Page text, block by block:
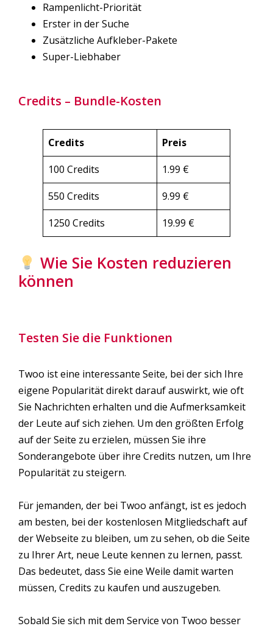
Rampenlicht-Priorität
Erster in der Suche
Zusätzliche Aufkleber-Pakete
Super-Liebhaber
Credits – Bundle-Kosten
Credits
Preis
100 Credits
1.99 €
550 Credits
9.99 €
1250 Credits
19.99 €
Wie Sie Kosten reduzieren
können
Testen Sie die Funktionen
Twoo ist eine interessante Seite, bei der sich Ihre
eigene Popularität direkt darauf auswirkt, wie oft
Sie Nachrichten erhalten und die Aufmerksamkeit
der Leute auf sich ziehen. Um den größten Erfolg
auf der Seite zu erzielen, müssen Sie ihre
Sonderangebote über ihre Credits nutzen, um Ihre
Popularität zu steigern.
Für jemanden, der bei Twoo anfängt, ist es jedoch
am besten, bei der kostenlosen Mitgliedschaft auf
der Webseite zu bleiben, um zu sehen, ob die Seite
zu Ihrer Art, neue Leute kennen zu lernen, passt.
Das bedeutet, dass Sie eine Weile damit warten
müssen, Credits zu kaufen und auszugeben.
Sobald Sie sich mit dem Service von Twoo besser